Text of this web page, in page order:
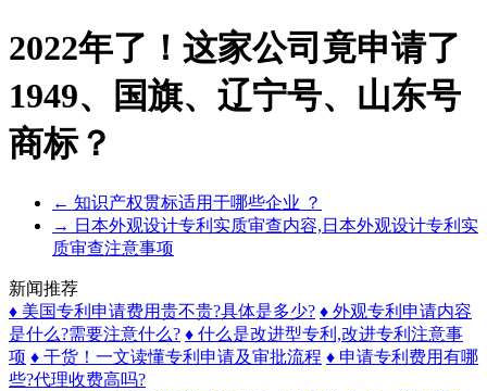
2022年了！这家公司竟申请了
1949、国旗、辽宁号、山东号
商标？
← 知识产权贯标适用于哪些企业 ？
→ 日本外观设计专利实质审查内容,日本外观设计专利实
质审查注意事项
新闻推荐
♦ 美国专利申请费用贵不贵?具体是多少? ♦ 外观专利申请内容
是什么?需要注意什么? ♦ 什么是改进型专利,改进专利注意事
项 ♦ 干货！一文读懂专利申请及审批流程 ♦ 申请专利费用有哪
些?代理收费高吗?